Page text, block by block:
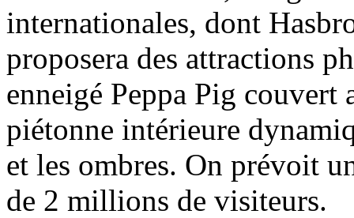
internationales, dont
proposera des attractions
enneigé Peppa Pig couvert
piétonne intérieure
et les ombres. On prévoit
de 2 millions de visiteurs.